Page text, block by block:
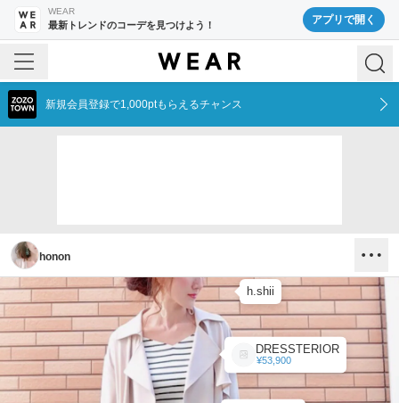
WEAR
最新トレンドのコーデを見つけよう！ アプリで開く
新規会員登録で1,000ptもらえるチャンス
honon
h.shii
DRESSTERIOR
¥53,900